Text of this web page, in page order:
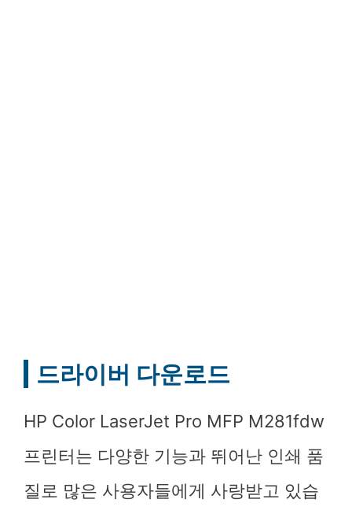
드라이버 다운로드
HP Color LaserJet Pro MFP M281fdw
프린터는 다양한 기능과 뛰어난 인쇄 품
질로 많은 사용자들에게 사랑받고 있습